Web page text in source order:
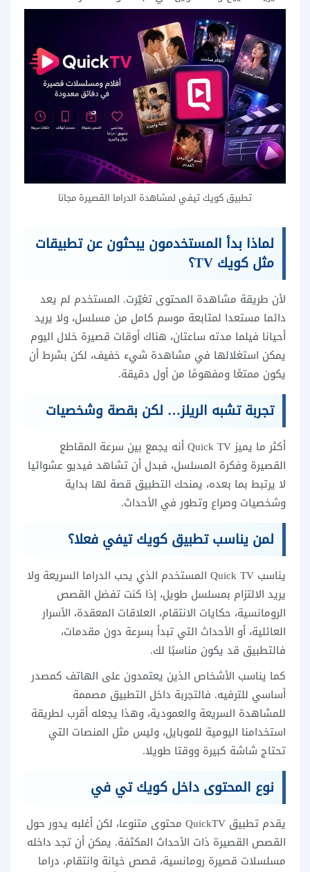
تطبيق كويك تيفي لمشاهدة الدراما القصيرة مجانا
لماذا بدأ المستخدمون يبحثون عن تطبيقات
مثل كويك TV؟
لأن طريقة مشاهدة المحتوى تغيّرت. المستخدم لم يعد
دائما مستعدا لمتابعة موسم كامل من مسلسل، ولا يريد
أحيانا فيلما مدته ساعتان، هناك أوقات قصيرة خلال اليوم
يمكن استغلالها في مشاهدة شيء خفيف، لكن بشرط أن
يكون ممتعًا ومفهومًا من أول دقيقة.
تجربة تشبه الريلز… لكن بقصة وشخصيات
أكثر ما يميز Quick TV أنه يجمع بين سرعة المقاطع
القصيرة وفكرة المسلسل، فبدل أن تشاهد فيديو عشوائيا
لا يرتبط بما بعده، يمنحك التطبيق قصة لها بداية
وشخصيات وصراع وتطور في الأحداث.
لمن يناسب تطبيق كويك تيفي فعلا؟
يناسب Quick TV المستخدم الذي يحب الدراما السريعة ولا
يريد الالتزام بمسلسل طويل، إذا كنت تفضل القصص
الرومانسية، حكايات الانتقام، العلاقات المعقدة، الأسرار
العائلية، أو الأحداث التي تبدأ بسرعة دون مقدمات،
فالتطبيق قد يكون مناسبًا لك.
كما يناسب الأشخاص الذين يعتمدون على الهاتف كمصدر
أساسي للترفيه. فالتجربة داخل التطبيق مصممة
للمشاهدة السريعة والعمودية، وهذا يجعله أقرب لطريقة
استخدامنا اليومية للموبايل، وليس مثل المنصات التي
تحتاج شاشة كبيرة ووقتا طويلا.
نوع المحتوى داخل كويك تي في
يقدم تطبيق QuickTV محتوى متنوعا، لكن أغلبه يدور حول
القصص القصيرة ذات الأحداث المكثفة. يمكن أن تجد داخله
مسلسلات قصيرة رومانسية، قصص خيانة وانتقام، دراما